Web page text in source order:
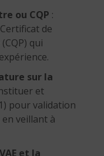
ou CQP :
de
qui
sur la
et
pour validation
veillant à
et la